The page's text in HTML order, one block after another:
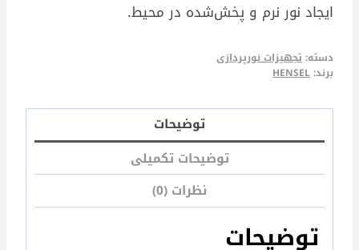
ایجاد نور نرم و پخش‌شده در محیط.
دسته:تجهیزات نورپردازی
برند:HENSEL
توضیحات
توضیحات تکمیلی
نظرات (0)
توضیحات